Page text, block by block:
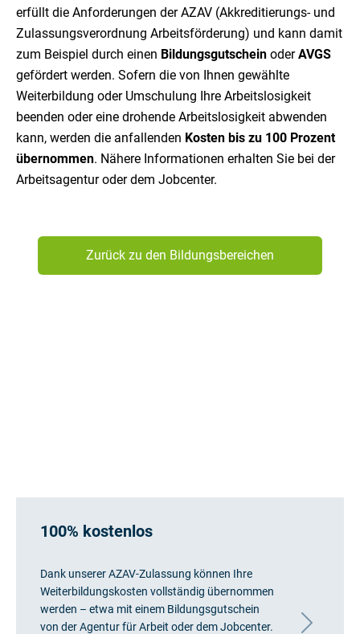
erfüllt die Anforderungen der AZAV (Akkreditierungs- und
Zulassungsverordnung Arbeitsförderung) und kann damit
zum Beispiel durch einen Bildungsgutschein oderAVGS
gefördert werden. Sofern die von Ihnen gewählte
Weiterbildung oder Umschulung Ihre Arbeitslosigkeit
beenden oder eine drohende Arbeitslosigkeit abwenden
kann, werden die anfallenden Kosten bis zu 100 Prozent
übernommen. Nähere Informationen erhalten Sie bei der
Arbeitsagentur oder dem Jobcenter.
Zurück zu den Bildungsbereichen
100% kostenlos
Dank unserer AZAV-Zulassung können Ihre
Weiterbildungskosten vollständig übernommen
werden – etwa mit einem Bildungsgutschein
von der Agentur für Arbeit oder dem Jobcenter.